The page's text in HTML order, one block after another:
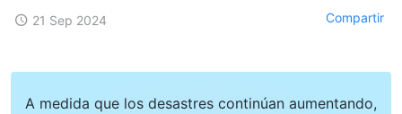
21 Sep 2024 Compartir
A medida que los desastres continúan aumentando,